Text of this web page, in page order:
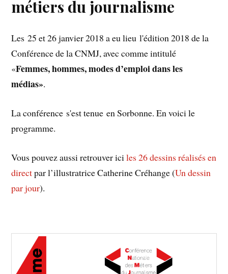
métiers du journalisme
Les 25 et 26 janvier 2018 a eu lieu l'édition 2018 de la
Conférence de la CNMJ, avec comme intitulé
«Femmes, hommes, modes d’emploi dans les
médias».
La conférence s'est tenue en Sorbonne. En voici le
programme.
Vous pouvez aussi retrouver iciles 26 dessins réalisés en
directpar l’illustratrice Catherine Créhange (Un dessin
par jour).